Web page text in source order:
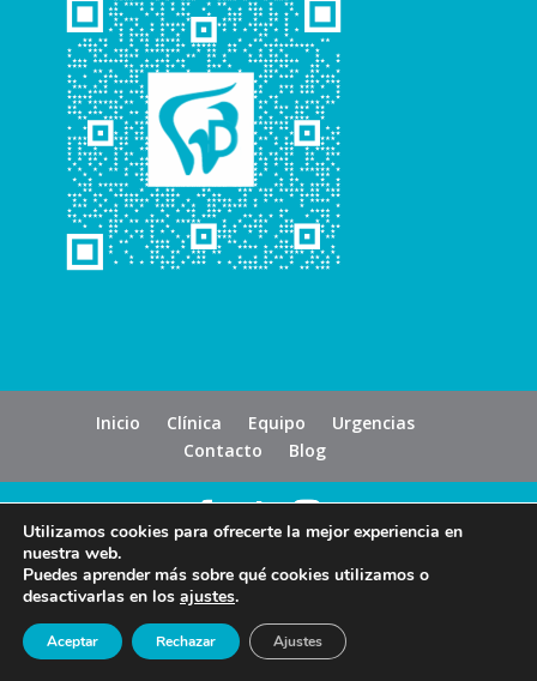
Inicio Clínica Equipo
Urgencias
Contacto
Blog
Utilizamos cookies para ofrecerte la mejor experiencia en
nuestra web.
Puedes aprender más sobre qué cookies utilizamos o
desactivarlas en los ajustes.
Aceptar Rechazar Ajustes